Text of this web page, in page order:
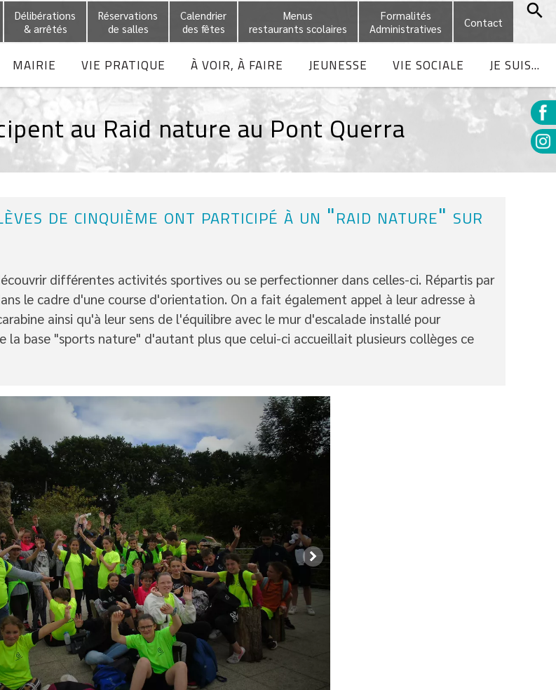
Délibérations
& arrêtés
Réservations
de salles
Calendrier
des fêtes
Menus
restaurants scolaires
Formalités
Administratives
Contact
MAIRIE VIE PRATIQUE À VOIR, À FAIRE JEUNESSE VIE SOCIALE JE SUIS...
au Raid nature au Pont Querra
de cinquième ont participé à un "raid nature" sur
différentes activités sportives ou se perfectionner dans celles-ci. Répartis par
le cadre d'une course d'orientation. On a fait également appel à leur adresse à
ainsi qu'à leur sens de l'équilibre avec le mur d'escalade installé pour
la base "sports nature" d'autant plus que celui-ci accueillait plusieurs collèges ce